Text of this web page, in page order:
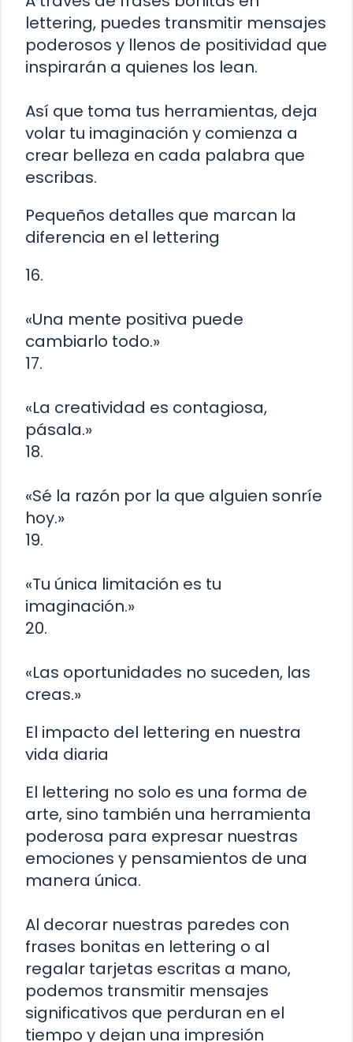
lettering, puedes transmitir mensajes
poderosos y llenos de positividad que
inspirarán a quienes los lean.
Así que toma tus herramientas, deja
volar tu imaginación y comienza a
crear belleza en cada palabra que
escribas.
Pequeños detalles que marcan la
diferencia en el lettering
16.
«Una mente positiva puede
cambiarlo todo.»
17.
«La creatividad es contagiosa,
pásala.»
18.
«Sé la razón por la que alguien sonríe
hoy.»
19.
«Tu única limitación es tu
imaginación.»
20.
«Las oportunidades no suceden, las
creas.»
El impacto del lettering en nuestra
vida diaria
El lettering no solo es una forma de
arte, sino también una herramienta
poderosa para expresar nuestras
emociones y pensamientos de una
manera única.
Al decorar nuestras paredes con
frases bonitas en lettering o al
regalar tarjetas escritas a mano,
podemos transmitir mensajes
significativos que perduran en el
tiempo y dejan una impresión